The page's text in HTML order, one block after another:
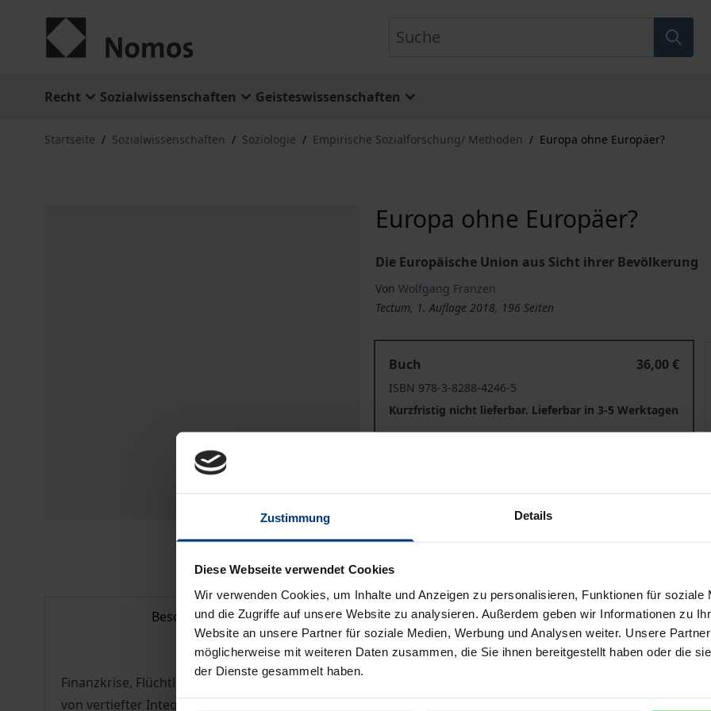
Zustimmung Details
Diese Webseite verwendet Cookies
Wir verwenden Cookies, um Inhalte und Anzeigen zu personalisieren, Funktionen für soziale
und die Zugriffe auf unsere Website zu analysieren. Außerdem geben wir Informationen zu
Website an unsere Partner für soziale Medien, Werbung und Analysen weiter. Unsere
möglicherweise mit weiteren Daten zusammen, die Sie ihnen bereitgestellt haben oder die
der Dienste gesammelt haben.
Recht Sozialwissenschaften Geisteswissenschaften
Startseite / Sozialwissenschaften / Soziologie / Empirische Sozialforschung/ Methoden / Europa ohne Europäer?
Europa ohne Europäer?
Die Europäische Union aus Sicht ihrer Bevölkerung
Von Wolfgang Franzen
Tectum, 1. Auflage 2018, 196 Seiten
Buch
36,00 €
ISBN 978-3-8288-4246-5
Kurzfristig nicht lieferbar. Lieferbar in 3-5 Werktagen
Preisangaben inkl. MwSt. Abhängig von der Lieferadresse
In den Warenkorb
Hinweise zu Versandkosten
Beschreibung Bibliografische Angaben
Finanzkrise, Flüchtlingskrise, Brexit – rund 70 Jahre nach Gründung der Montanunion steht die
von vertiefter Integration ist in Politik und Medien zunehmend von Zerfall die Rede.